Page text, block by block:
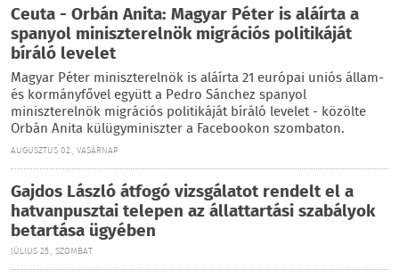
Ceuta - Orbán Anita: Magyar Péter is aláírta a
spanyol miniszterelnök migrációs politikáját
bíráló levelet
Magyar Péter miniszterelnök is aláírta 21 európai uniós állam-
és kormányfővel együtt a Pedro Sánchez spanyol
miniszterelnök migrációs politikáját bíráló levelet - közölte
Orbán Anita külügyminiszter a Facebookon szombaton.
AUGUSZTUS 02., VASÁRNAP
Gajdos László átfogó vizsgálatot rendelt el a
hatvanpusztai telepen az állattartási szabályok
betartása ügyében
JÚLIUS 25., SZOMBAT